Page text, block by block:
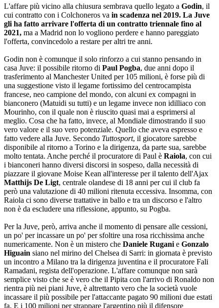
L'affare più vicino alla chiusura sembrava quello legato a Godin, il
cui contratto con i Colchoneros va in scadenza nel 2019. La Juve
gli ha fatto arrivare l'offerta di un contratto triennale fino al
2021, ma a Madrid non lo vogliono perdere e hanno pareggiato
l'offerta, convincedolo a restare per altri tre anni.
Godin non è comunque il solo rinforzo a cui stanno pensando in
casa Juve: il possibile ritorno di Paul Pogba, due anni dopo il
trasferimento al Manchester United per 105 milioni, è forse più di
una suggestione visto il legame fortissimo del centrocampista
francese, neo campione del mondo, con alcuni ex compagni in
bianconero (Matuidi su tutti) e un legame invece non idilliaco con
Mourinho, con il quale non è riuscito quasi mai a esprimersi al
meglio. Cosa che ha fatto, invece, al Mondiale dimostrando il suo
vero valore e il suo vero potenziale. Quello che aveva espresso e
fatto vedere alla Juve. Secondo Tuttosport, il giocatore sarebbe
disponibile al ritorno a Torino e la dirigenza, da parte sua, sarebbe
molto tentata. Anche perché il procuratore di Paul è Raiola, con cui
i bianconeri hanno diversi discorsi in sospeso, dalla necessità di
piazzare il giovane Moise Kean all'interesse per il talento dell'Ajax
Matthijs De Ligt, centrale olandese di 18 anni per cui il club fa
però una valutazione di 40 milioni ritenuta eccessiva. Insomma, con
Raiola ci sono diverse trattative in ballo e tra un discorso e l'altro
non è da escludere una riflessione, appunto, su Pogba.
Per la Juve, però, arriva anche il momento di pensare alle cessioni,
un po' per incassare un po' per sfoltire una rosa ricchissima anche
numericamente. Non è un mistero che Daniele Rugani e Gonzalo
Higuain siano nel mirino del Chelsea di Sarri: in giornata è previsto
un incontro a Milano tra la dirigenza juventina e il procuratore Fali
Ramadani, regista dell'operazione. L'affare comunque non sarà
semplice visto che se è vero che il Pipita con l'arrivo di Ronaldo non
rientra più nei piani Juve, è altrettanto vero che la società vuole
incassare il più possibile per l'attaccante pagato 90 milioni due estati
fa. E i 100 milioni per strappare l'argentino più il difensore